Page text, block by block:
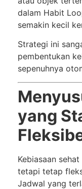
dalam Habit
semakin kecil
Strategi ini
pembentukan
sepenuhnya
yang
Kebiasaan
tetapi tetap
Jadwal yang